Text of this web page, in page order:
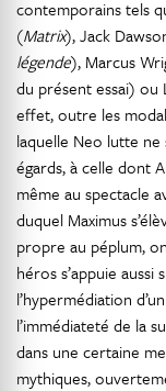
contemporains tels
(Matrix), Jack
légende), Marcus
du présent essai)
effet, outre les
laquelle Neo lutte ne
égards, à celle dont
même au spectacle
duquel Maximus
propre au péplum,
héros s’appuie
l’hypermédiation
l’immédiateté de la
dans une certaine
mythiques,